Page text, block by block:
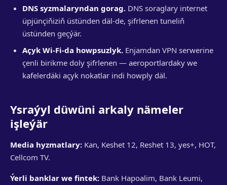
DNS syzmalaryndan gorag. DNS soraglary internet
üpjünçiňiziň üstünden däl-de, şifrlenen tuneliň
üstünden geçýär.
Açyk Wi-Fi-da howpsuzlyk. Enjamdan VPN serwerine
çenli birikme doly şifrlenen — aeroportlardaky we
kafelerdäki açyk nokatlar indi howply däl.
Ysraýyl düwüni arkaly nämeler
işleýär
Media hyzmatlary: Kan, Keshet 12, Reshet 13, yes+, HOT,
Cellcom TV.
Ýerli banklar we fintek: Bank Hapoalim, Bank Leumi,